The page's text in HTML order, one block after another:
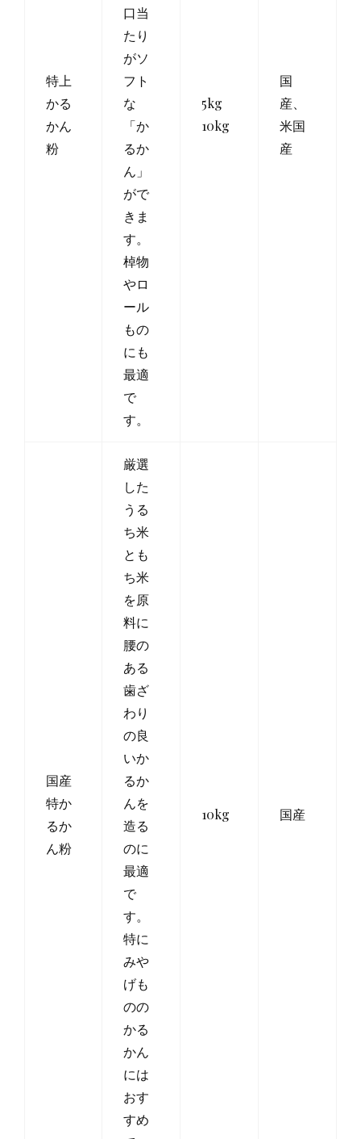
特上
かる
かん
粉
口当
たり
がソ
フト
な
「か
るか
ん」
がで
きま
す。
棹物
やロ
ール
もの
にも
最適
で
す。
5kg
10kg
国
産、
米国
産
国産
特か
るか
ん粉
厳選
した
うる
ち米
とも
ち米
を原
料に
腰の
ある
歯ざ
わり
の良
いか
るか
んを
造る
のに
最適
で
す。
特に
みや
げも
のの
かる
かん
には
おす
すめ
10kg 国産